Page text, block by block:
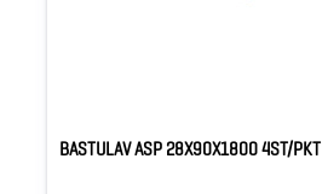
BASTULAV ASP 28X90X1800 4ST/PKT